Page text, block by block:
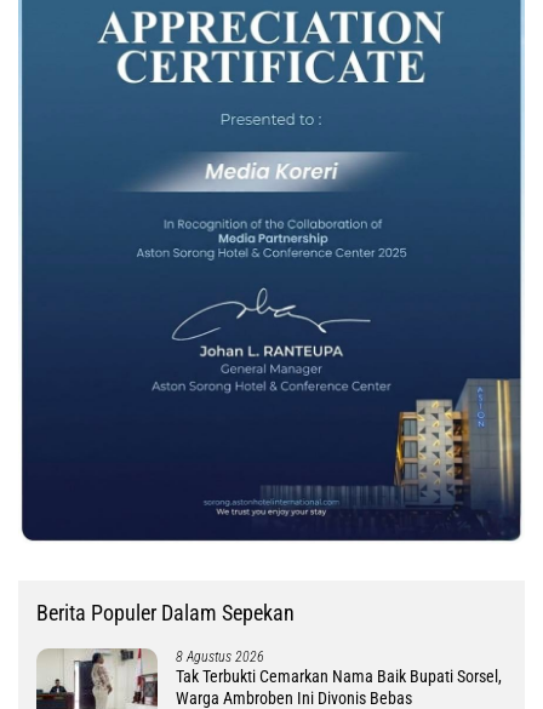
Berita Populer Dalam Sepekan
8 Agustus 2026
Tak Terbukti Cemarkan Nama Baik Bupati Sorsel,
Warga Ambroben Ini Divonis Bebas